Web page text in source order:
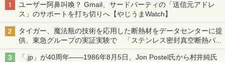
ユーザー阿鼻叫喚？ Gmail、サードパーティの「送信元アドレ
ス」のサポートを打ち切りへ【やじうまWatch】
タイガー、魔法瓶の技術を応用した断熱材をデータセンターに提
供、東急グループの実証実験で 「ステンレス密封真空断熱パネ
ル TIVIP」
「.jp」が40周年――1986年8月5日、Jon Postel氏から村井純氏